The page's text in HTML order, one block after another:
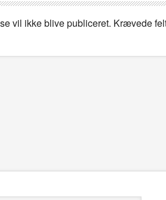
vil ikke blive publiceret. Krævede